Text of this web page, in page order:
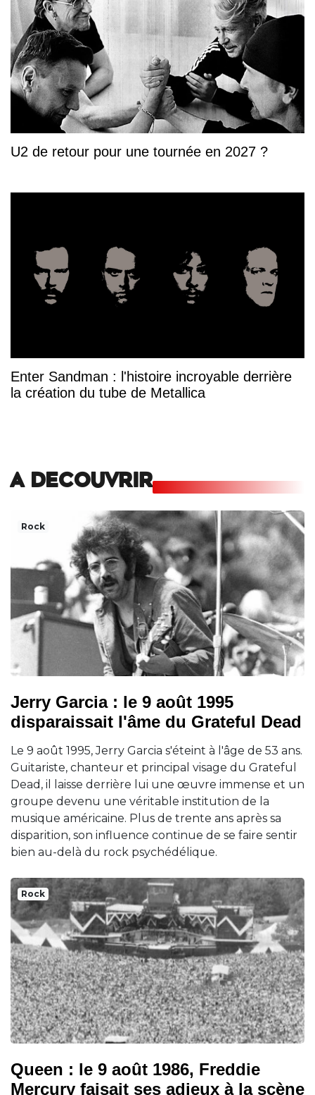
U2 de retour pour une tournée en 2027 ?
Enter Sandman : l'histoire incroyable derrière
la création du tube de Metallica
A DECOUVRIR
Rock
Jerry Garcia : le 9 août 1995
disparaissait l'âme du Grateful Dead
Le 9 août 1995, Jerry Garcia s'éteint à l'âge de 53 ans.
Guitariste, chanteur et principal visage du Grateful
Dead, il laisse derrière lui une œuvre immense et un
groupe devenu une véritable institution de la
musique américaine. Plus de trente ans après sa
disparition, son influence continue de se faire sentir
bien au-delà du rock psychédélique.
Rock
Queen : le 9 août 1986, Freddie
Mercury faisait ses adieux à la scène